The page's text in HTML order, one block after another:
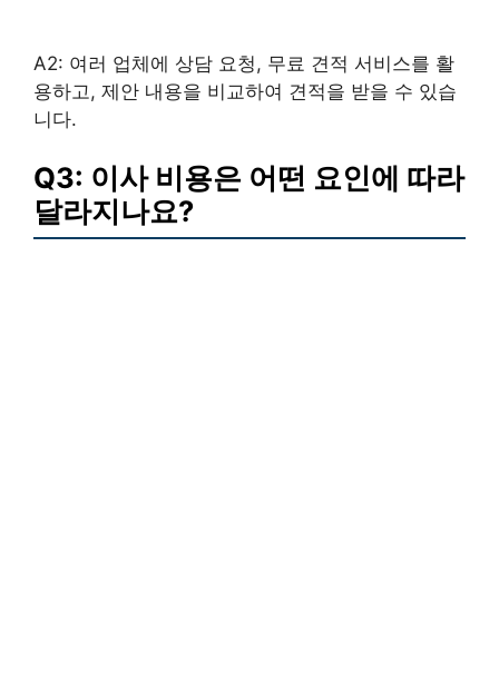
A2: 여러 업체에 상담 요청, 무료 견적 서비스를 활
용하고, 제안 내용을 비교하여 견적을 받을 수 있습
니다.
Q3: 이사 비용은 어떤 요인에 따라
달라지나요?